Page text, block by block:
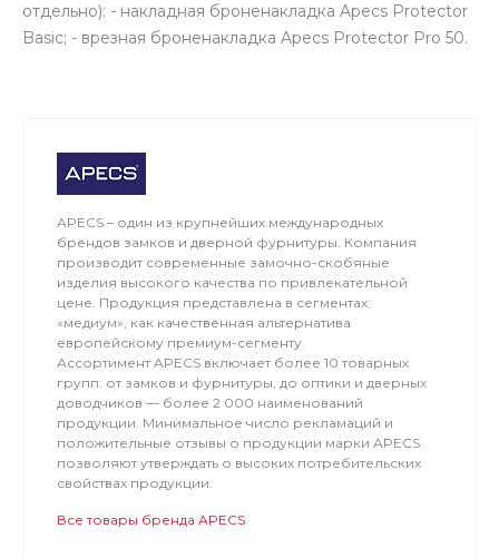
отдельно): - накладная броненакладка Apecs Protector
Basic; - врезная броненакладка Apecs Protector Pro 50.
APECS – один из крупнейших международных
брендов замков и дверной фурнитуры. Компания
производит современные замочно-скобяные
изделия высокого качества по привлекательной
цене. Продукция представлена в сегментах:
«медиум», как качественная альтернатива
европейскому премиум-сегменту.
Ассортимент APECS включает более 10 товарных
групп: от замков и фурнитуры, до оптики и дверных
доводчиков — более 2 000 наименований
продукции. Минимальное число рекламаций и
положительные отзывы о продукции марки APECS
позволяют утверждать о высоких потребительских
свойствах продукции.
Все товары бренда APECS